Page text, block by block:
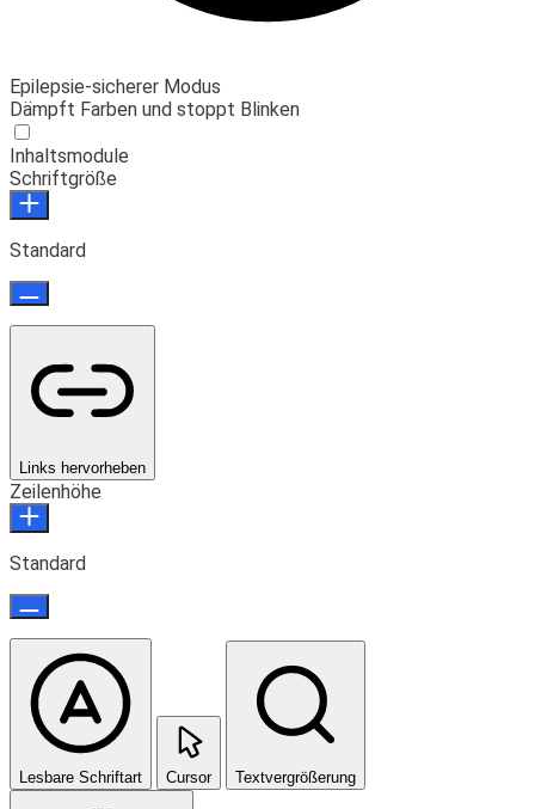
Epilepsie-sicherer Modus
Dämpft Farben und stoppt Blinken
Inhaltsmodule
Schriftgröße
Standard
Links hervorheben
Zeilenhöhe
Standard
Lesbare Schriftart Cursor Textvergrößerung